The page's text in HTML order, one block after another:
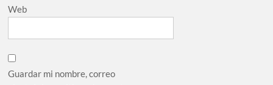
Web
Guardar mi nombre, correo